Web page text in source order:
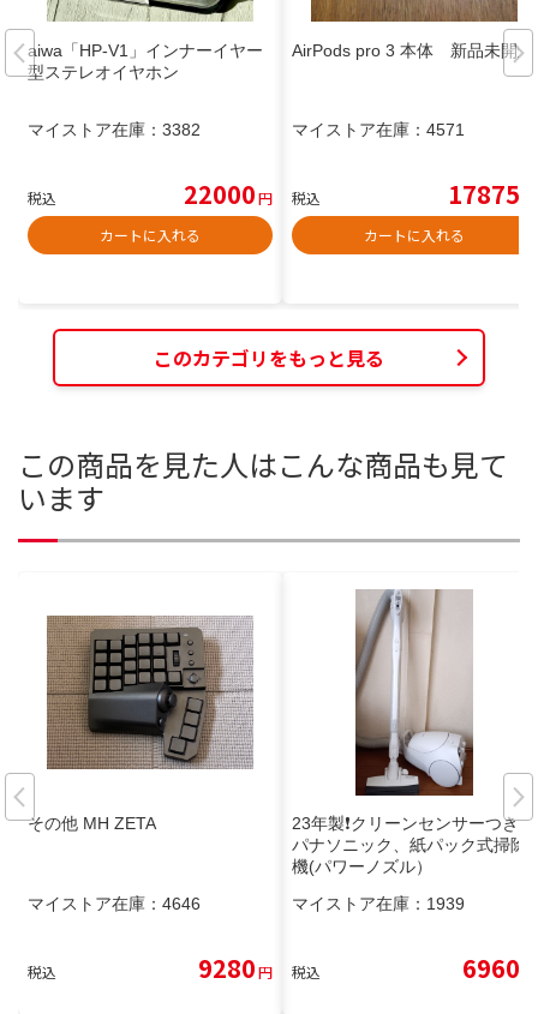
aiwa「HP-V1」インナーイヤー
型ステレオイヤホン
マイストア在庫： 3382
税込 22000円
カートに入れる
AirPods pro 3 本体 新品未開封
マイストア在庫： 4571
税込 17875
カートに入れる
このカテゴリをもっと見る
この商品を見た人はこんな商品も見て
います
その他 MH ZETA
マイストア在庫： 4646
税込 9280円
23年製❗クリーンセンサーつき、
パナソニック、紙パック式掃除
機(パワーノズル）
マイストア在庫： 1939
税込 6960